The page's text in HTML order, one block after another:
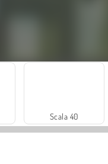
Scala 40